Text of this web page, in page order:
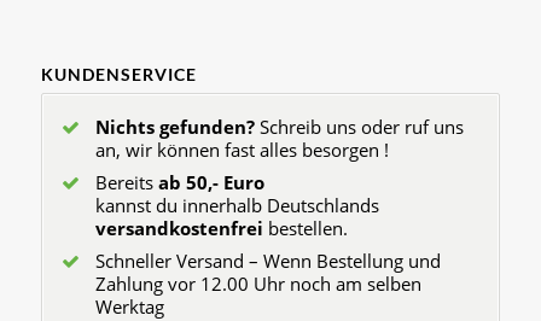
KUNDENSERVICE
Nichts gefunden?Schreib uns oder ruf uns
an, wir können fast alles besorgen !
Bereits ab 50,- Euro
kannst du innerhalb Deutschlands
versandkostenfrei bestellen.
Schneller Versand – Wenn Bestellung und
Zahlung vor 12.00 Uhr noch am selben
Werktag